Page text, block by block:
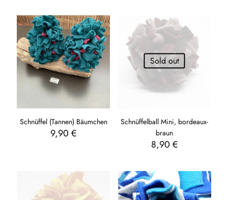
Schnüffel (Tannen) Bäumchen
9,90€
Sold out
Schnüffelball Mini, bordeaux-
braun
8,90€